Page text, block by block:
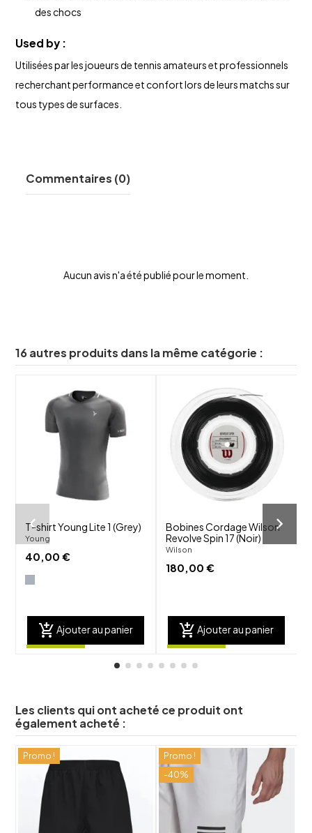
des chocs
Used by :
Utilisées par les joueurs de tennis amateurs et professionnels
recherchant performance et confort lors de leurs matchs sur
tous types de surfaces.
Commentaires (0)
Aucun avis n'a été publié pour le moment.
16 autres produits dans la même catégorie :
T-shirt Young Lite 1 (Grey)
Young
40,00 €
add_shopping_cart Ajouter au panier
favorite_border
Bobines Cordage Wilson
Revolve Spin 17 (Noir)
Wilson
180,00 €
add_shopping_cart Ajouter au panier
Les clients qui ont acheté ce produit ont
également acheté :
Promo !
Promo !
-40%
shuffle
favorite_border